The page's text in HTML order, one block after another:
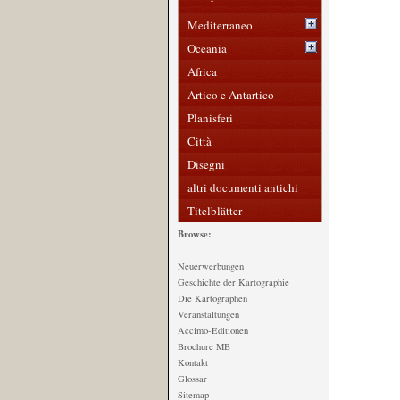
Mediterraneo
Oceania
Africa
Artico e Antartico
Planisferi
Città
Disegni
altri documenti antichi
Titelblätter
Browse:
Neuerwerbungen
Geschichte der Kartographie
Die Kartographen
Veranstaltungen
Accimo-Editionen
Brochure MB
Kontakt
Glossar
Sitemap